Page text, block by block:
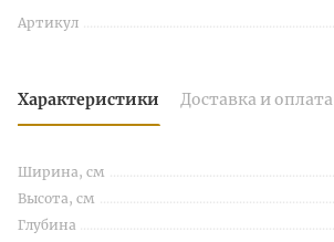
Артикул
Характеристики Доставка и оплата
Ширина, см
Высота, см
Глубина